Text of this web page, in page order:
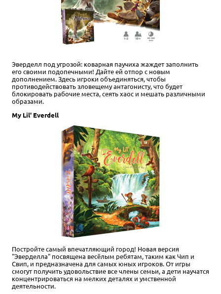
Эверделл под угрозой: коварная паучиха жаждет заполнить
его своими подопечными! Дайте ей отпор с новым
дополнением. Здесь игроки объединяться, чтобы
противодействовать зловещему антагонисту, что будет
блокировать рабочие места, сеять хаос и мешать различными
образами.
My Lil' Everdell
Постройте самый впечатляющий город! Новая версия
"Эверделла" посвящена весёлым ребятам, таким как Чип и
Свип, и предназначена для самых юных игроков. От игры
смогут получить удовольствие все члены семьи, а дети научатся
концентрироваться на мелких деталях и умственной
деятельности.